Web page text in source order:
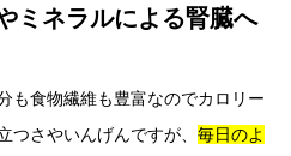
ミネラルによる腎臓へ
も食物繊維も豊富なのでカロリー
つさやいんげんですが、 毎日のよ